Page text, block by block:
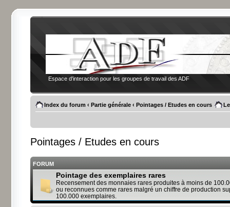
Espace d'interaction pour les groupes de travail des ADF
Index du forum ‹ Partie générale ‹ Pointages / Etudes en cours
Pointages / Etudes en cours
FORUM
Pointage des exemplaires rares
Recensement des monnaies rares produites à moins de
ou reconnues comme rares malgré un chiffre de production
100.000 exemplaires.